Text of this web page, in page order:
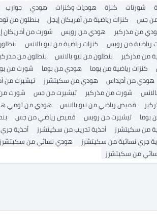
شورتات كنزة هوديات وكنزات هودي جوارب
جس كنزات رياضية من أمريكان إيجل بنطلون من
من مذركير هودي من رويس شورت من أمريكان
رياضية من رويس كنزات رياضية من نيو بالانس
من مذركير بنطلون من نيو بالانس بنطلون من
كنزات رياضية من بوما هودي من بوما شورت من
هودي من أديداس هودي من سكيتشرز تيشيرت من
شورت من مذركير تيشيرت من جس شورت
قميص رياضي من نيو بالانس هودي من تومي
بوما تيشيرت من رويس قميص رياضي من جس
من سكيتشرز أحذية تدريب من سكيتشرز أحذية
جري نسائية من سكيتشرز هودي نسائي من سكيتشرز
من سكيتشرز